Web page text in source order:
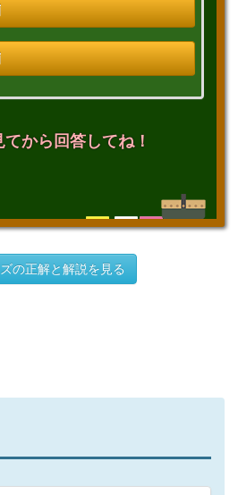
てから回答してね！
の正解と解説を見る